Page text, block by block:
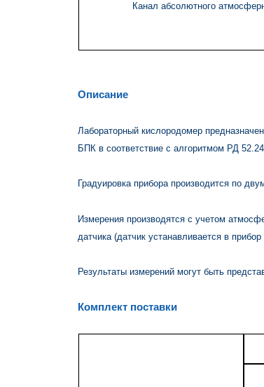
Канал абсолютного
Описание
Лабораторный кислородомер
БПК в соответствие с алгоритмом РД
Градуировка прибора производится по
Измерения производятся с учетом
датчика (датчик устанавливается в прибор
Результаты измерений могут быть
Комплект поставки